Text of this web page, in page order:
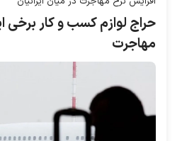
حراج لوازم کسب و کار برخی
مهاجرت